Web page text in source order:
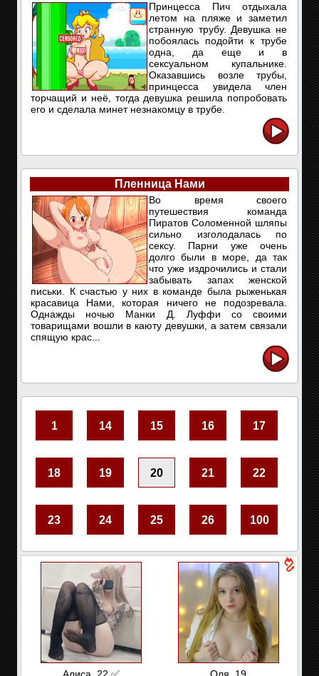
Принцесса Пич отдыхала
летом на пляже и заметил
странную трубу. Девушка не
побоялась подойти к трубе
одна, да еще и в
сексуальном купальнике.
Оказавшись возле трубы,
принцесса увидела член
торчащий и неё, тогда девушка решила попробовать
его и сделала минет незнакомцу в трубе.
Пленница Нами
Во время своего
путешествия команда
Пиратов Соломенной шляпы
сильно изголодалась по
сексу. Парни уже очень
долго были в море, да так
что уже издрочились и стали
забывать запах женской
письки. К счастью у них в команде была рыженькая
красавица Нами, которая ничего не подозревала.
Однажды ночью Манки Д. Луффи со своими
товарищами вошли в каюту девушки, а затем связали
спящую крас...
1 14 15 16 17
18 19 20 21 22
23 24 25 26 100